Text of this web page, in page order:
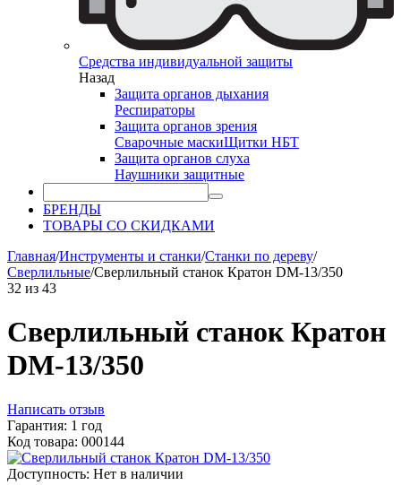
Средства индивидуальной защиты
Назад
Защита органов дыхания
Респираторы
Защита органов зрения
Сварочные маскиЩитки НБТ
Защита органов слуха
Наушники защитные
БРЕНДЫ
ТОВАРЫ СО СКИДКАМИ
Главная/Инструменты и станки/Станки по дереву/
Сверлильные/Сверлильный станок Кратон DM-13/350
32 из 43
Сверлильный станок Кратон
DM-13/350
Написать отзыв
Гарантия: 1 год
Код товара: 000144
Доступность: Нет в наличии